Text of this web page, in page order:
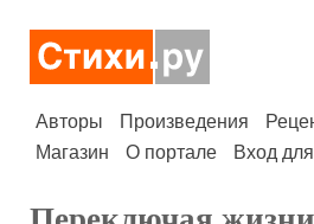
Авторы Произведения
Магазин
О портале Вход